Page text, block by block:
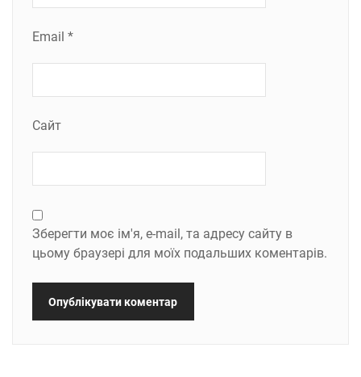
Email *
Сайт
Зберегти моє ім'я, e-mail, та адресу сайту в
цьому браузері для моїх подальших коментарів.